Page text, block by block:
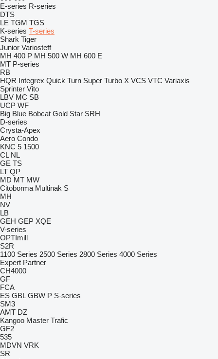
E-series R-series
DTS
LE TGM TGS
K-series T-series
Shark Tiger
Junior Variosteff
MH 400 P MH 500 W MH 600 E
MT P-series
RB
HQR Integrex Quick Turn Super Turbo X VCS VTC Variaxis
Sprinter Vito
LBV MC SB
UCP WF
Big Blue Bobcat Gold Star SRH
D-series
Crysta-Apex
Aero Condo
KNC 5 1500
CL NL
GE TS
LT QP
MD MT MW
Citoborma Multinak S
MH
NV
LB
GEH GEP XQE
V-series
OPTImill
S2R
1100 Series 2500 Series 2800 Series 4000 Series
Expert Partner
CH4000
GF
FCA
ES GBL GBW P S-series
SM3
AMT DZ
Kangoo Master Trafic
GF2
535
MDVN VRK
SR